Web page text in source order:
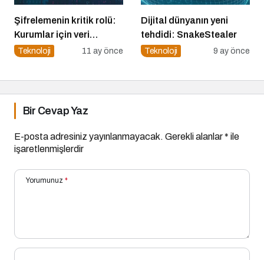
Şifrelemenin kritik rolü:
Kurumlar için veri
güvenliğinin temel
Teknoloji 11 ay önce
Dijital dünyanın yeni
tehdidi: SnakeStealer
Teknoloji 9 ay önce
Bir Cevap Yaz
E-posta adresiniz yayınlanmayacak. Gerekli alanlar* ile
işaretlenmişlerdir
Yorumunuz *